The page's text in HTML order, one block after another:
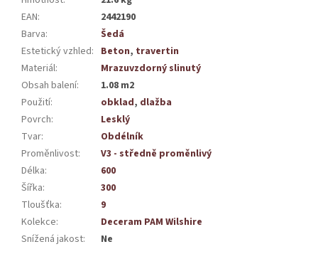
EAN:
2442190
Barva:
Šedá
Estetický vzhled: Beton, travertin
Materiál:
Mrazuvzdorný slinutý
Obsah balení:
1.08 m2
Použití: obklad, dlažba
Povrch:
Lesklý
Tvar:
Obdélník
Proměnlivost:
V3 - středně proměnlivý
Délka:
600
Šířka:
300
Tloušťka:
9
Kolekce:
Deceram PAM Wilshire
Snížená jakost: Ne